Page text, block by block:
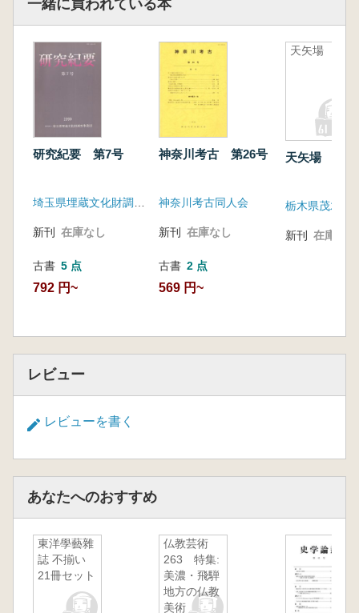
一緒に買われている本
研究紀要 第7号
埼玉県埋蔵文化財調査事業団
新刊 在庫なし
古書 5 点
792 円~
神奈川考古 第26号
神奈川考古同人会
新刊 在庫なし
古書 2 点
569 円~
天矢場
天矢場
新刊 在庫なし
レビュー
レビューを書く
あなたへのおすすめ
東洋學藝雜
誌 不揃い
21冊セット
仏教芸術
263 特集:
美濃・飛騨
地方の仏教
美術